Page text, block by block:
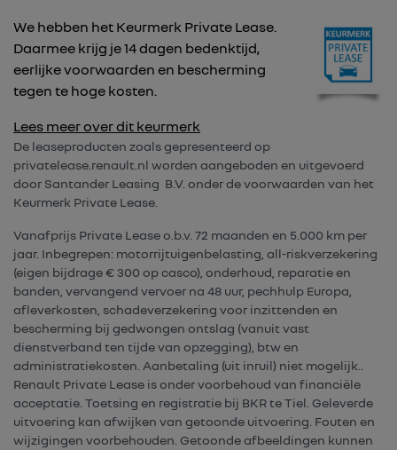
We hebben het Keurmerk Private Lease.
Daarmee krijg je 14 dagen bedenktijd,
eerlijke voorwaarden en bescherming
tegen te hoge kosten.
Lees meer over dit keurmerk
De leaseproducten zoals gepresenteerd op
privatelease.renault.nl worden aangeboden en uitgevoerd
door Santander Leasing B.V. onder de voorwaarden van het
Keurmerk Private Lease.
Vanafprijs Private Lease o.b.v. 72 maanden en 5.000 km per
jaar. Inbegrepen: motorrijtuigenbelasting, all-riskverzekering
(eigen bijdrage € 300 op casco), onderhoud, reparatie en
banden, vervangend vervoer na 48 uur, pechhulp Europa,
afleverkosten, schadeverzekering voor inzittenden en
bescherming bij gedwongen ontslag (vanuit vast
dienstverband ten tijde van opzegging), btw en
administratiekosten. Aanbetaling (uit inruil) niet mogelijk..
Renault Private Lease is onder voorbehoud van financiële
acceptatie. Toetsing en registratie bij BKR te Tiel. Geleverde
uitvoering kan afwijken van getoonde uitvoering. Fouten en
wijzigingen voorbehouden. Getoonde afbeeldingen kunnen